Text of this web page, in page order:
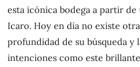
esta icónica bodega a partir de
Icaro. Hoy en día no existe
profundidad de su búsqueda y
intenciones como este